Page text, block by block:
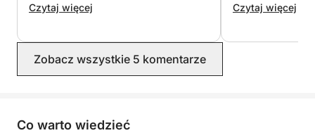
Idealna dla tych, którzy szukają spokojnego
na połączenie się z naturą, chłonięcie zapierających
dech w piersiach widoków i cieszenie się pięknem
archipelagu La Maddalena we własnym tempie.
odpowiadając na wszystkie nasze
Czytaj więcej
prostu cudowny.
Czytaj więcej
Zobacz wszystkie 5 komentarze
Co warto wiedzieć